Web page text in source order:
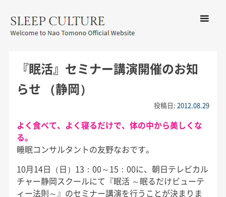
CULTURE
ツへ移動
『眠活』セミナー講演開催のお知
らせ （静岡）
投稿日:2012.08.29
よく食べて、よく寝るだけで、体の中から美しくな
る。
睡眠コンサルタントの友野なおです。
10月14日（日）13：00～15：00に、朝日テレビカル
チャー静岡スクールにて『眠活 ～眠るだけビューテ
ィー法則～』のセミナー講演を行うことが決まりま